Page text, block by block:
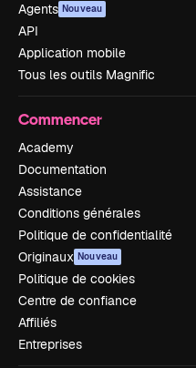
Agents Nouveau
API
Application mobile
Tous les outils Magnific
Commencer
Academy
Documentation
Assistance
Conditions générales
Politique de confidentialité
Originaux Nouveau
Politique de cookies
Centre de confiance
Affiliés
Entreprises